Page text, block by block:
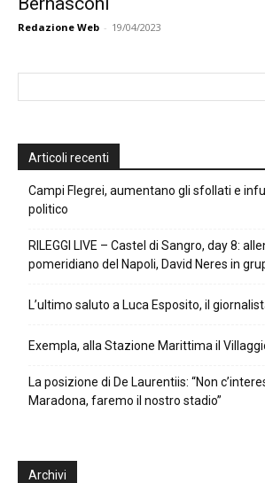
Redazione Web - 19/04/2023
Articoli recenti
Campi Flegrei, aumentano gli sfollati e
politico
RILEGGI LIVE – Castel di Sangro, day 8:
pomeridiano del Napoli, David Neres in
L’ultimo saluto a Luca Esposito, il
Exempla, alla Stazione Marittima il
La posizione di De Laurentiis: “Non
Maradona, faremo il nostro stadio”
Archivi